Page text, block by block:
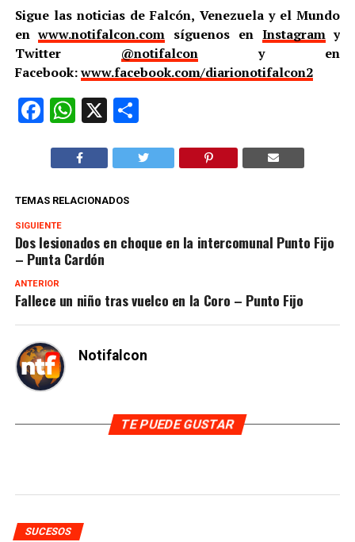
Sigue las noticias de Falcón, Venezuela y el Mundo
enwww.notifalcon.com síguenos en Instagramy
Twitter @notifalcony en
Facebook:www.facebook.com/diarionotifalcon2
Facebook
WhatsApp
X Compartir
TEMAS RELACIONADOS
SIGUIENTE
Dos lesionados en choque en la intercomunal Punto Fijo
– Punta Cardón
ANTERIOR
Fallece un niño tras vuelco en la Coro – Punto Fijo
Notifalcon
TE PUEDE GUSTAR
SUCESOS